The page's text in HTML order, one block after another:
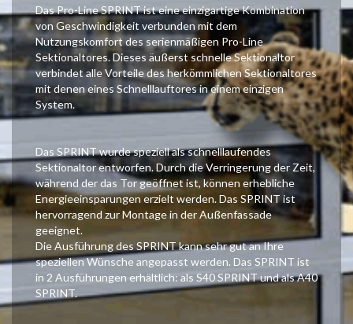
Das Pro-Line SPRINT ist eine einzigartige Kombination
von Geschwindigkeit verbunden mit dem
Nutzungskomfort des serienmäßigen Pro-Line
Sektionaltores. Dieses äußerst schnelle Sektionaltor
verbindet alle Vorteile des herkömmlichen Sektionaltores
mit denen eines Schnelllauftores in einem einzigen
System.
Das SPRINT wurde speziell als schnelllaufendes
Sektionaltor entworfen. Durch die Verringerung der Zeit,
während der das Tor geöffnet ist, können erhebliche
Energieeinsparungen erzielt werden. Das SPRINT ist
hervorragend zur Montage in der Außenfassade
geeignet.
Die Ausführung des SPRINT kann sehr gut an Ihre
speziellen Wünsche angepasst werden. Das SPRINT ist
in 2 Ausführungen erhältlich: als S40 SPRINT und als A40
SPRINT.